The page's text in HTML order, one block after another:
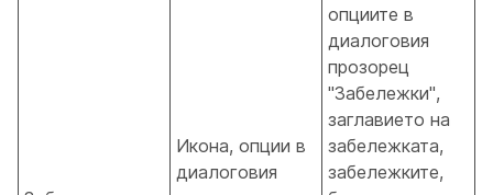
Икона, опции в
диалоговия
опциите в
диалоговия
прозорец
"Забележки",
заглавието на
забележката,
забележките,